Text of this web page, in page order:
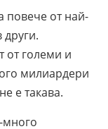
повече от най-
други.
от големи и
милиардери
е такава.
много